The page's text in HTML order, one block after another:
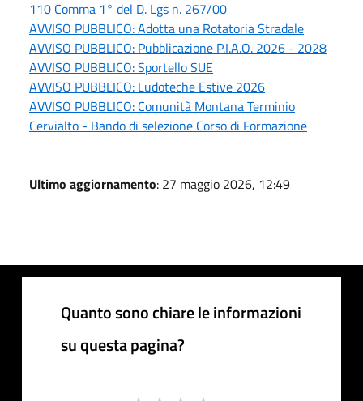
110 Comma 1° del D. Lgs n. 267/00
AVVISO PUBBLICO: Adotta una Rotatoria Stradale
AVVISO PUBBLICO: Pubblicazione P.I.A.O. 2026 - 2028
AVVISO PUBBLICO: Sportello SUE
AVVISO PUBBLICO: Ludoteche Estive 2026
AVVISO PUBBLICO: Comunità Montana Terminio
Cervialto - Bando di selezione Corso di Formazione
Ultimo aggiornamento: 27 maggio 2026, 12:49
Quanto sono chiare le informazioni
su questa pagina?